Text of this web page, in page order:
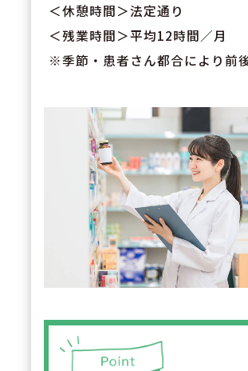
＜休憩時間＞法定通り
＜残業時間＞平均12時間／月
※季節・患者さん都合により前